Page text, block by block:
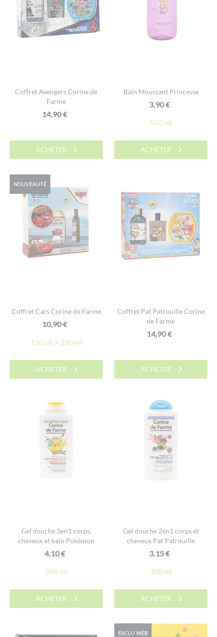
Coffret Avengers Corine de
Farme
14,90€
ACHETER
Bain Moussant Princesse
3,90€
500 ml
ACHETER
NOUVEAUTÉ
Coffret Cars Corine de Farme
10,90€
150 ml + 300 ml
ACHETER
Coffret Pat Patrouille Corine
de Farme
14,90€
ACHETER
Gel douche 3en1 corps,
cheveux et bain Pokémon
4,10€
500 ml
ACHETER
Gel douche 2en1 corps et
cheveux Pat’Patrouille
3,15€
300 ml
ACHETER
EXCLU WEB